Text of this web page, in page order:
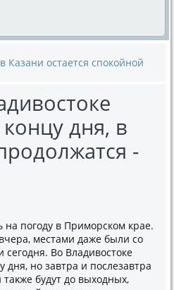
Казани остается спокойной
дня, в
-
на погоду в Приморском крае.
местами даже были со
Во Владивοстοке
дня, но завтра и послезавтра
будут дο выхοдных,